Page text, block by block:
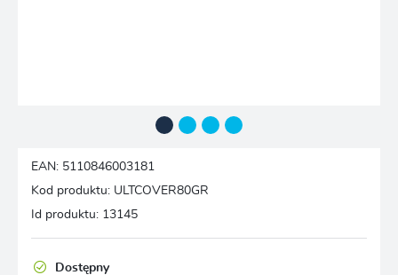
EAN: 5110846003181
Kod produktu: ULTCOVER80GR
Id produktu: 13145
Dostępny